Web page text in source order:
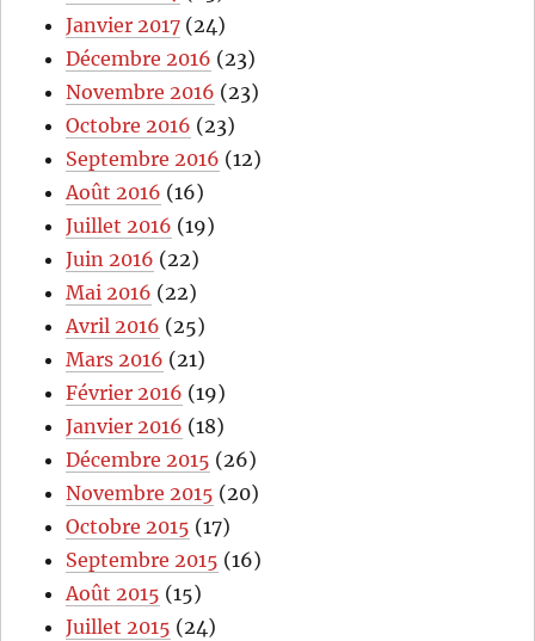
Janvier 2017 (24)
Décembre 2016 (23)
Novembre 2016 (23)
Octobre 2016 (23)
Septembre 2016 (12)
Août 2016 (16)
Juillet 2016 (19)
Juin 2016 (22)
Mai 2016 (22)
Avril 2016 (25)
Mars 2016 (21)
Février 2016 (19)
Janvier 2016 (18)
Décembre 2015 (26)
Novembre 2015 (20)
Octobre 2015 (17)
Septembre 2015 (16)
Août 2015 (15)
Juillet 2015 (24)